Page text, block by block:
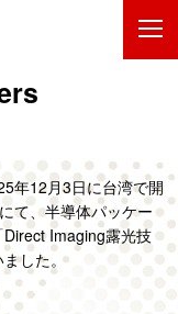
年12月3日に台湾で開
て、半導体パッケー
Imaging露光技
した。